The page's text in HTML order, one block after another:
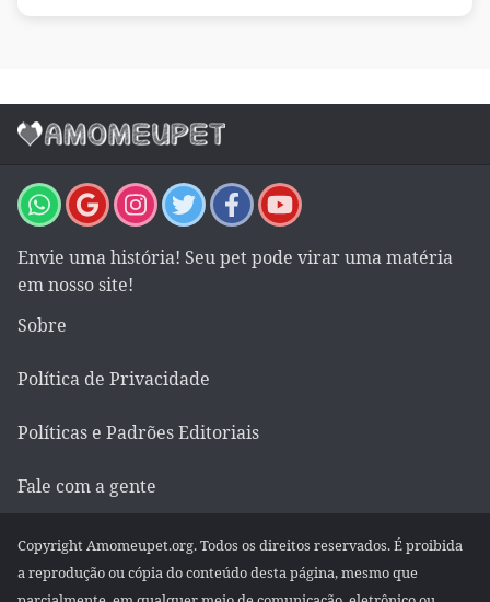
Envie uma história! Seu pet pode virar uma matéria
em nosso site!
Sobre
Política de Privacidade
Políticas e Padrões Editoriais
Fale com a gente
Copyright Amomeupet.org. Todos os direitos reservados. É proibida
a reprodução ou cópia do conteúdo desta página, mesmo que